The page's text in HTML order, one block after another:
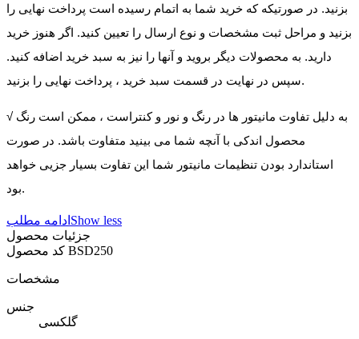
بزنید. در صورتیکه که خرید شما به اتمام رسیده است پرداخت نهایی را
بزنید و مراحل ثبت مشخصات و نوع ارسال را تعیین کنید. اگر هنوز خرید
دارید. به محصولات دیگر بروید و آنها را نیز به سبد خرید اضافه کنید.
سپس در نهایت در قسمت سبد خرید ، پرداخت نهایی را بزنید.
√ به دلیل تفاوت مانیتور ها در رنگ و نور و کنتراست ، ممکن است رنگ
محصول اندکی با آنچه شما می بینید متفاوت باشد. در صورت
استاندارد بودن تنظیمات مانیتور شما این تفاوت بسیار جزیی خواهد
بود.
ادامه مطلب Show less
جزئیات محصول
BSD250
مشخصات
جنس
گلکسی